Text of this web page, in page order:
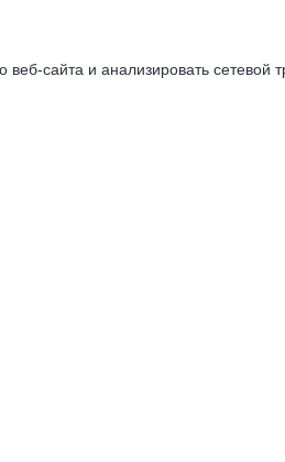
сайта и анализировать сетевой